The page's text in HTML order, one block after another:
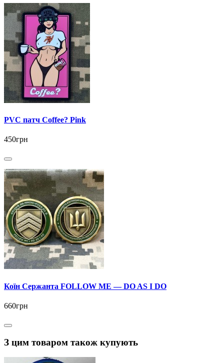
PVC патч Coffee? Pink
450грн
Коїн Сержанта FOLLOW ME — DO AS I DO
660грн
З цим товаром також купують